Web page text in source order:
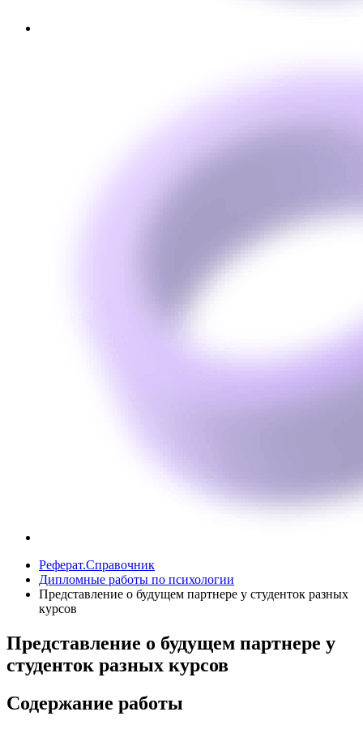
Реферат.Справочник
Дипломные работы по психологии
Представление о будущем партнере у студенток разных
курсов
Представление о будущем партнере у
студенток разных курсов
Содержание работы